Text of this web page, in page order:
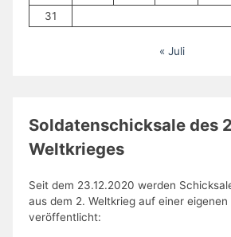
31
« Juli
Soldatenschicksale des
Weltkrieges
Seit dem 23.12.2020 werden
aus dem 2. Weltkrieg auf einer
veröffentlicht: